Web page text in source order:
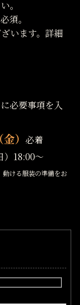
。
須。
います。詳細
必要事項を入
） 必着
）18:00～
ける服装の準備をお